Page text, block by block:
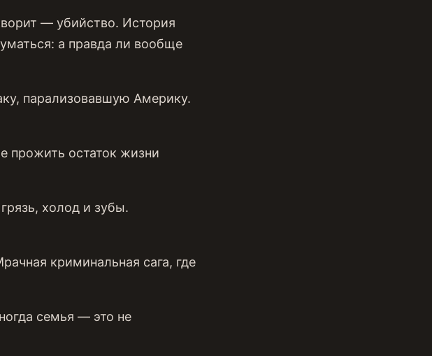
— убийство. История
а правда ли вообще
парализовавшую Америку.
прожить остаток жизни
холод и зубы.
криминальная сага, где
семья — это не